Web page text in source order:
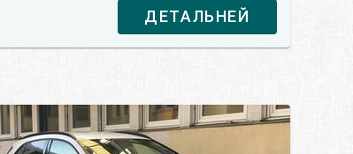
ДЕТАЛЬНЕЙ